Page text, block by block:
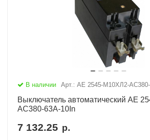
В наличии Арт.: АЕ 2545-М10ХЛ2-
Выключатель автоматический АЕ
AC380-63А-10In
7 132.25 р.